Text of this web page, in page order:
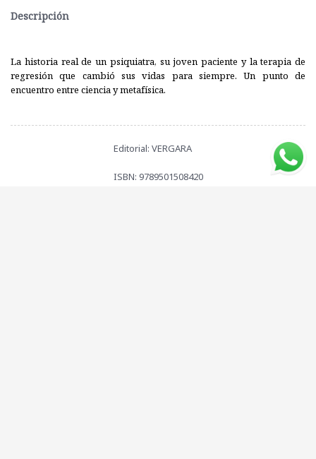
Descripción
La historia real de un psiquiatra, su joven paciente y la terapia de
regresión que cambió sus vidas para siempre. Un punto de
encuentro entre ciencia y metafísica.
Editorial: VERGARA
ISBN: 9789501508420